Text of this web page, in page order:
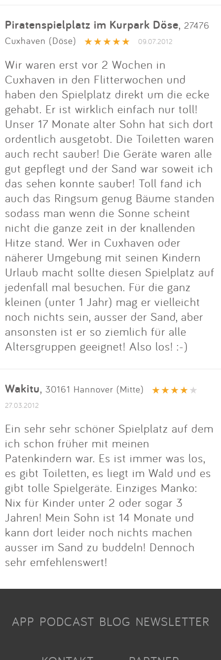
Piratenspielplatz im Kurpark Döse, 27476
Cuxhaven (Döse)
09.07.2012
Wir waren erst vor 2 Wochen in
Cuxhaven in den Flitterwochen und
haben den Spielplatz direkt um die ecke
gehabt. Er ist wirklich einfach nur toll!
Unser 17 Monate alter Sohn hat sich dort
ordentlich ausgetobt. Die Toiletten waren
auch recht sauber! Die Geräte waren alle
gut gepflegt und der Sand war soweit ich
das sehen konnte sauber! Toll fand ich
auch das Ringsum genug Bäume standen
sodass man wenn die Sonne scheint
nicht die ganze zeit in der knallenden
Hitze stand. Wer in Cuxhaven oder
näherer Umgebung mit seinen Kindern
Urlaub macht sollte diesen Spielplatz auf
jedenfall mal besuchen. Für die ganz
kleinen (unter 1 Jahr) mag er vielleicht
noch nichts sein, ausser der Sand, aber
ansonsten ist er so ziemlich für alle
Altersgruppen geeignet! Also los! :-)
Wakitu, 30161 Hannover (Mitte)
27.03.2012
Ein sehr sehr schöner Spielplatz auf dem
ich schon früher mit meinen
Patenkindern war. Es ist immer was los,
es gibt Toiletten, es liegt im Wald und es
gibt tolle Spielgeräte. Einziges Manko:
Nix für Kinder unter 2 oder sogar 3
Jahren! Mein Sohn ist 14 Monate und
kann dort leider noch nichts machen
ausser im Sand zu buddeln! Dennoch
sehr emfehlenswert!
APP PODCAST BLOG NEWSLETTER